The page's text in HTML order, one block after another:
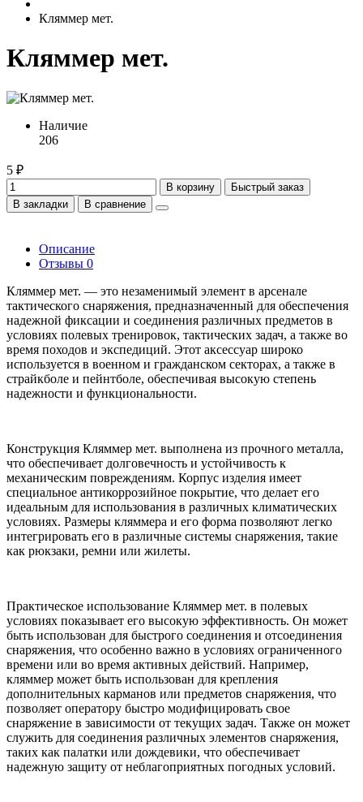
Кляммер мет.
Кляммер мет.
Наличие
206
5 ₽
В корзину
Быстрый заказ
В закладки
В сравнение
Описание
Отзывы 0
Кляммер мет. — это незаменимый элемент в арсенале
тактического снаряжения, предназначенный для обеспечения
надежной фиксации и соединения различных предметов в
условиях полевых тренировок, тактических задач, а также во
время походов и экспедиций. Этот аксессуар широко
используется в военном и гражданском секторах, а также в
страйкболе и пейнтболе, обеспечивая высокую степень
надежности и функциональности.
Конструкция Кляммер мет. выполнена из прочного металла,
что обеспечивает долговечность и устойчивость к
механическим повреждениям. Корпус изделия имеет
специальное антикоррозийное покрытие, что делает его
идеальным для использования в различных климатических
условиях. Размеры кляммера и его форма позволяют легко
интегрировать его в различные системы снаряжения, такие
как рюкзаки, ремни или жилеты.
Практическое использование Кляммер мет. в полевых
условиях показывает его высокую эффективность. Он может
быть использован для быстрого соединения и отсоединения
снаряжения, что особенно важно в условиях ограниченного
времени или во время активных действий. Например,
кляммер может быть использован для крепления
дополнительных карманов или предметов снаряжения, что
позволяет оператору быстро модифицировать свое
снаряжение в зависимости от текущих задач. Также он может
служить для соединения различных элементов снаряжения,
таких как палатки или дождевики, что обеспечивает
надежную защиту от неблагоприятных погодных условий.